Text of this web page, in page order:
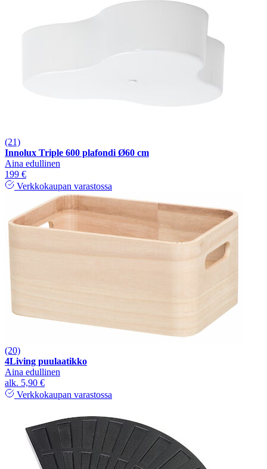
(21)
Innolux Triple 600 plafondi Ø60 cm
Aina edullinen
199 €
Verkkokaupan varastossa
(20)
4Living puulaatikko
Aina edullinen
alk. 5,90 €
Verkkokaupan varastossa